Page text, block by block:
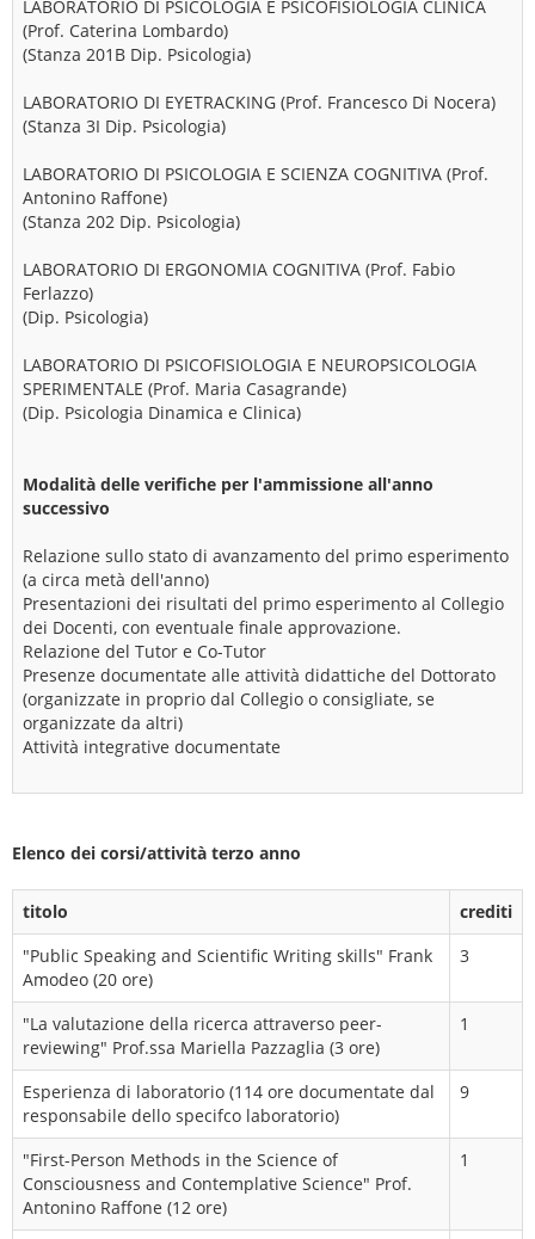
LABORATORIO DI PSICOLOGIA E PSICOFISIOLOGIA CLINICA
(Prof. Caterina Lombardo)
(Stanza 201B Dip. Psicologia)
LABORATORIO DI EYETRACKING (Prof. Francesco Di Nocera)
(Stanza 3I Dip. Psicologia)
LABORATORIO DI PSICOLOGIA E SCIENZA COGNITIVA (Prof.
Antonino Raffone)
(Stanza 202 Dip. Psicologia)
LABORATORIO DI ERGONOMIA COGNITIVA (Prof. Fabio
Ferlazzo)
(Dip. Psicologia)
LABORATORIO DI PSICOFISIOLOGIA E NEUROPSICOLOGIA
SPERIMENTALE (Prof. Maria Casagrande)
(Dip. Psicologia Dinamica e Clinica)
Modalità delle verifiche per l'ammissione all'anno
successivo
Relazione sullo stato di avanzamento del primo esperimento
(a circa metà dell'anno)
Presentazioni dei risultati del primo esperimento al Collegio
dei Docenti, con eventuale finale approvazione.
Relazione del Tutor e Co-Tutor
Presenze documentate alle attività didattiche del Dottorato
(organizzate in proprio dal Collegio o consigliate, se
organizzate da altri)
Attività integrative documentate
Elenco dei corsi/attività terzo anno
titolo
crediti
"Public Speaking and Scientific Writing skills" Frank
Amodeo (20 ore)
3
"La valutazione della ricerca attraverso peer-
reviewing" Prof.ssa Mariella Pazzaglia (3 ore)
1
Esperienza di laboratorio (114 ore documentate dal
responsabile dello specifco laboratorio)
9
"First-Person Methods in the Science of
Consciousness and Contemplative Science" Prof.
Antonino Raffone (12 ore)
1